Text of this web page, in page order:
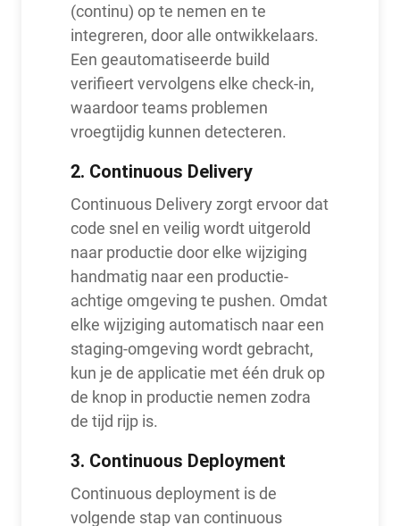
(continu) op te nemen en te
integreren, door alle ontwikkelaars.
Een geautomatiseerde build
verifieert vervolgens elke check-in,
waardoor teams problemen
vroegtijdig kunnen detecteren.
2. Continuous Delivery
Continuous Delivery zorgt ervoor dat
code snel en veilig wordt uitgerold
naar productie door elke wijziging
handmatig naar een productie-
achtige omgeving te pushen. Omdat
elke wijziging automatisch naar een
staging-omgeving wordt gebracht,
kun je de applicatie met één druk op
de knop in productie nemen zodra
de tijd rijp is.
3. Continuous Deployment
Continuous deployment is de
volgende stap van continuous